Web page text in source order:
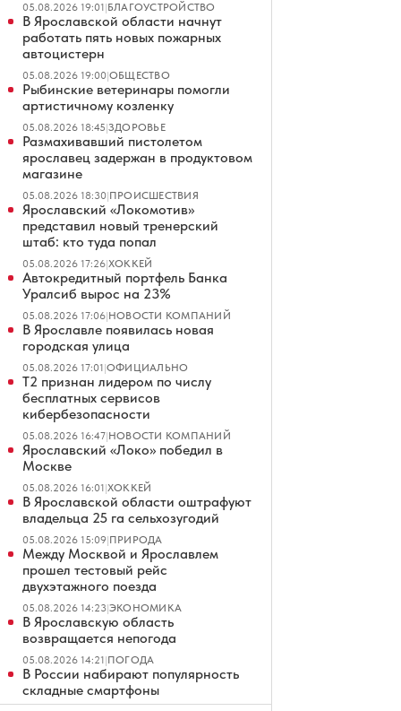
05.08.2026 19:01|БЛАГОУСТРОЙСТВО
В Ярославской области начнут
работать пять новых пожарных
автоцистерн
05.08.2026 19:00|ОБЩЕСТВО
Рыбинские ветеринары помогли
артистичному козленку
05.08.2026 18:45|ЗДОРОВЬЕ
Размахивавший пистолетом
ярославец задержан в продуктовом
магазине
05.08.2026 18:30|ПРОИСШЕСТВИЯ
Ярославский «Локомотив»
представил новый тренерский
штаб: кто туда попал
05.08.2026 17:26|ХОККЕЙ
Автокредитный портфель Банка
Уралсиб вырос на 23%
05.08.2026 17:06|НОВОСТИ КОМПАНИЙ
В Ярославле появилась новая
городская улица
05.08.2026 17:01|ОФИЦИАЛЬНО
Т2 признан лидером по числу
бесплатных сервисов
кибербезопасности
05.08.2026 16:47|НОВОСТИ КОМПАНИЙ
Ярославский «Локо» победил в
Москве
05.08.2026 16:01|ХОККЕЙ
В Ярославской области оштрафуют
владельца 25 га сельхозугодий
05.08.2026 15:09|ПРИРОДА
Между Москвой и Ярославлем
прошел тестовый рейс
двухэтажного поезда
05.08.2026 14:23|ЭКОНОМИКА
В Ярославскую область
возвращается непогода
05.08.2026 14:21|ПОГОДА
В России набирают популярность
складные смартфоны